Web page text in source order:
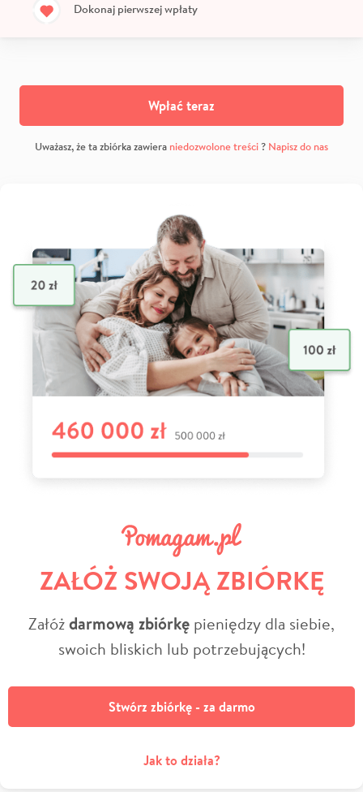
Dokonaj pierwszej wpłaty
Wpłać teraz
Uważasz, że ta zbiórka zawiera niedozwolone treści? Napisz do nas
ZAŁÓŻ SWOJĄ ZBIÓRKĘ
Załóżdarmową zbiórkę pieniędzy dla siebie,
swoich bliskich lub potrzebujących!
Stwórz zbiórkę - za darmo
Jak to działa?